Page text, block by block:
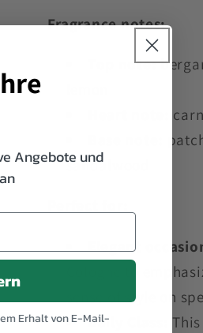
Fragrance notes:
Top note:
sandalwood
Elegant
Cologne to
sense of style on
Daily Class:
Angebote und
Erhalt von E-Mail-